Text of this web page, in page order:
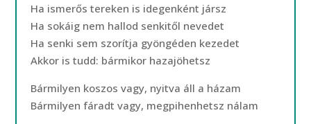
Ha ismerős tereken is idegenként jársz
Ha sokáig nem hallod senkitől nevedet
Ha senki sem szorítja gyöngéden kezedet
Akkor is tudd: bármikor hazajöhetsz
Bármilyen koszos vagy, nyitva áll a házam
Bármilyen fáradt vagy, megpihenhetsz nálam